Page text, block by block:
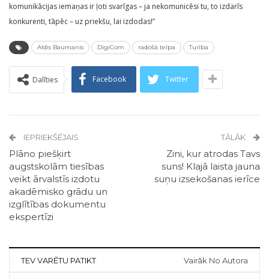
komunikācijas iemaņas ir ļoti svarīgas – ja nekomunicēsi tu, to izdarīs
konkurenti, tāpēc – uz priekšu, lai izdodas!”
Aldis Baumanis DigiCom radošā telpa Turība
Dalīties Facebook Twitter
IEPRIEKŠĒJAIS
Plāno piešķirt
augstskolām tiesības
veikt ārvalstīs izdotu
akadēmisko grādu un
izglītības dokumentu
ekspertīzi
TĀLĀK
Zini, kur atrodas Tavs
suns! Klajā laista jauna
suņu izsekošanas ierīce
TEV VARĒTU PATIKT Vairāk No Autora